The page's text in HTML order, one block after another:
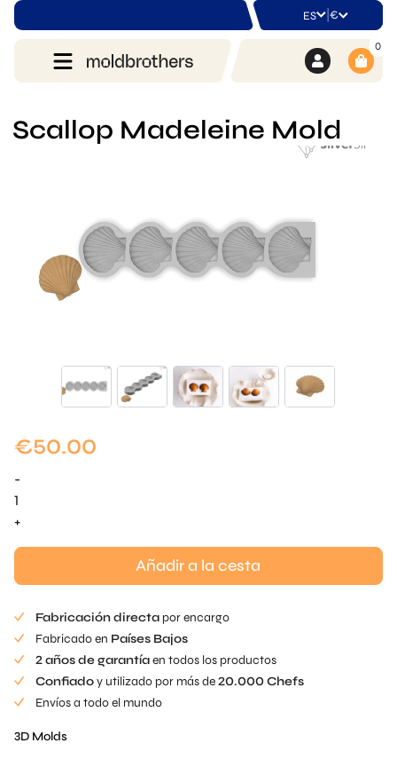
ES | €
0
Scallop Madeleine Mold
€50.00
-
Vieira
Madeleine
+
Añadir a la cesta
Fabricación directa por encargo
Fabricado en Países Bajos
2 años de garantíaen todos los productos
Confiadoy utilizado por más de20.000 Chefs
Envíos a todo el mundo
3D Molds